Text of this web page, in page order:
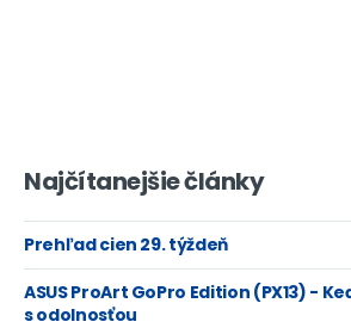
Najčítanejšie články
Prehľad cien 29. týždeň
ASUS ProArt GoPro Edition (PX13) -
s odolnosťou